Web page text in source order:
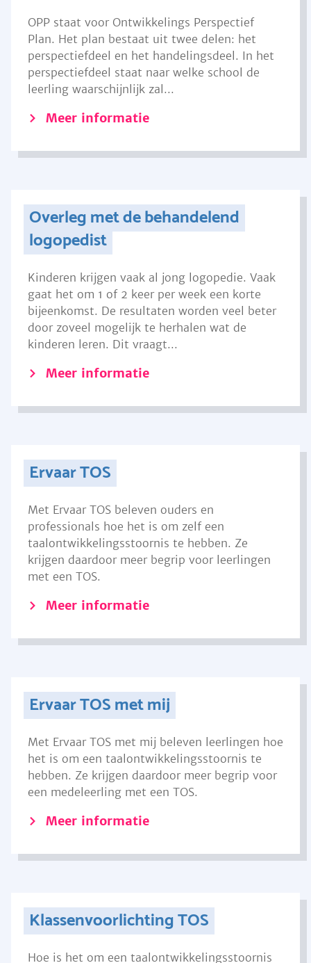
OPP staat voor Ontwikkelings Perspectief
Plan. Het plan bestaat uit twee delen: het
perspectiefdeel en het handelingsdeel. In het
perspectiefdeel staat naar welke school de
leerling waarschijnlijk zal...
Meer informatie
Overleg met de behandelend
logopedist
Kinderen krijgen vaak al jong logopedie. Vaak
gaat het om 1 of 2 keer per week een korte
bijeenkomst. De resultaten worden veel beter
door zoveel mogelijk te herhalen wat de
kinderen leren. Dit vraagt...
Meer informatie
Ervaar TOS
Met Ervaar TOS beleven ouders en
professionals hoe het is om zelf een
taalontwikkelingsstoornis te hebben. Ze
krijgen daardoor meer begrip voor leerlingen
met een TOS.
Meer informatie
Ervaar TOS met mij
Met Ervaar TOS met mij beleven leerlingen hoe
het is om een taalontwikkelingsstoornis te
hebben. Ze krijgen daardoor meer begrip voor
een medeleerling met een TOS.
Meer informatie
Klassenvoorlichting TOS
Hoe is het om een taalontwikkelingsstoornis